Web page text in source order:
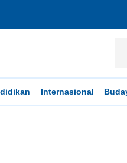
Internasional